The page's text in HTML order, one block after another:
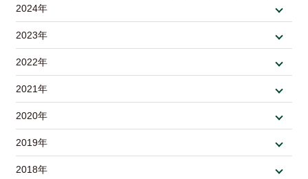
2024年
2023年
2022年
2021年
2020年
2019年
2018年